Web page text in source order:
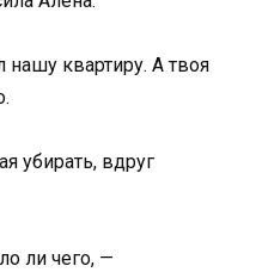
квартиру. А твоя
убирать, вдруг
ли чего, —